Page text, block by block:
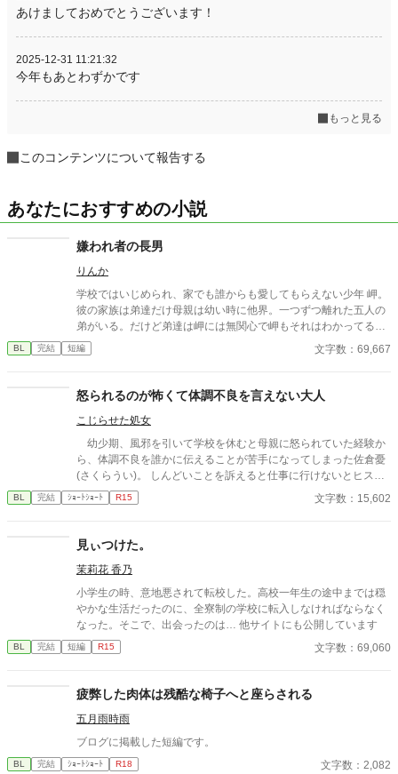
あけましておめでとうございます！
2025-12-31 11:21:32
今年もあとわずかです
もっと見る
このコンテンツについて報告する
あなたにおすすめの小説
嫌われ者の長男
りんか
学校ではいじめられ、家でも誰からも愛してもらえない少年 岬。
彼の家族は弟達だけ母親は幼い時に他界。一つずつ離れた五人の
弟がいる。だけど弟達は岬には無関心で岬もそれはわかってるけ
ど弟達の役に立つために頑張ってるそんな時とある事件が起き
て.....
BL 完結 短編 文字数：69,667
怒られるのが怖くて体調不良を言えない大人
こじらせた処女
幼少期、風邪を引いて学校を休むと母親に怒られていた経験か
ら、体調不良を誰かに伝えることが苦手になってしまった佐倉憂
(さくらうい)。 しんどいことを訴えると仕事に行けないとヒステ
リックを起こされ怒られていたため、次第に我慢して学校に行く
ようになった。 「風邪をひくことは悪いこと」 社会人になって1
あっても怒られることを危惧して出勤している。 とある日、いつ
ものように会社に行って業務をこなしていた時。午前では無視で
きていただるけが無視できないものになっていた。 それでも、自
己管理がなっていない、日頃ちゃんと体調管理が出来てない、そ
う怒られるのが怖くて、言えずにいると…？
BL 完結 ｼｮｰﾄｼｮｰﾄ R15 文字数：15,602
見ぃつけた。
茉莉花 香乃
小学生の時、意地悪されて転校した。高校一年生の途中までは穏
やかな生活だったのに、全寮制の学校に転入しなければならなく
なった。そこで、出会ったのは… 他サイトにも公開しています
BL 完結 短編 R15 文字数：69,060
疲弊した肉体は残酷な椅子へと座らされる
五月雨時雨
ブログに掲載した短編です。
BL 完結 ｼｮｰﾄｼｮｰﾄ R18 文字数：2,082